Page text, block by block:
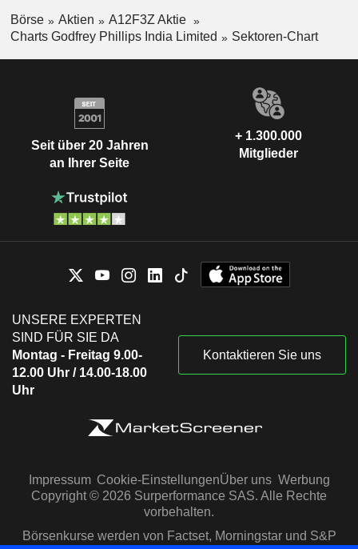
Börse Aktien
A12F3Z Aktie
Charts Godfrey Phillips India Limited
Sektoren-Chart
Seit über 20 Jahren
an Ihrer Seite
+ 1.300.000
Mitglieder
UNSERE EXPERTEN
SIND FÜR SIE DA
Montag - Freitag 9.00-
12.00 Uhr / 14.00-18.00
Uhr
Kontaktieren Sie uns
Impressum Cookie-EinstellungenÜber uns Werbung
Copyright © 2026 Surperformance SAS. Alle Rechte
vorbehalten.
Börsenkurse werden von Factset, Morningstar und S&P